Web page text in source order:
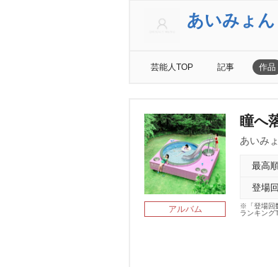
あいみょん
芸能人TOP 記事 作品
アルバム
瞳へ
あいみ
最高
登場
※「登場回
ランキング